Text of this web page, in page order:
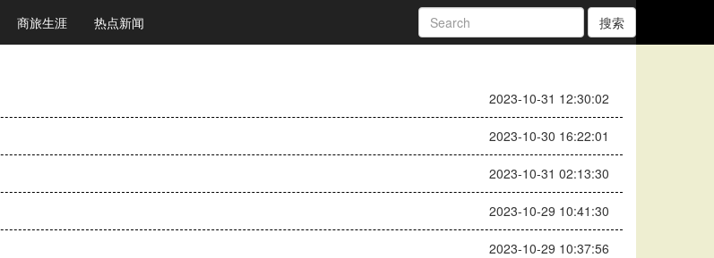
商旅生涯 热点新闻 搜索
2023-10-31 12:30:02
2023-10-30 16:22:01
2023-10-31 02:13:30
2023-10-29 10:41:30
2023-10-29 10:37:56